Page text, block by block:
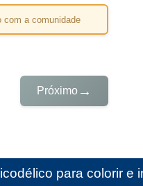
com a comunidade
Próximo →
para colorir e